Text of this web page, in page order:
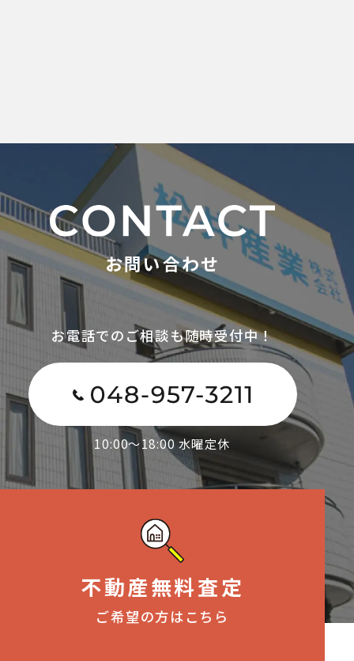
お問い合わせ
お電話でのご相談も随時受付中！
10:00～18:00 水曜定休
不動産無料査定
ご希望の方はこちら